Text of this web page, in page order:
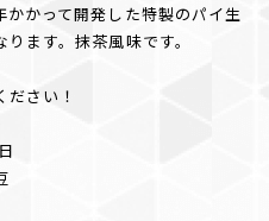
かって開発した特製のパイ生
ます。抹茶風味です。
さい！